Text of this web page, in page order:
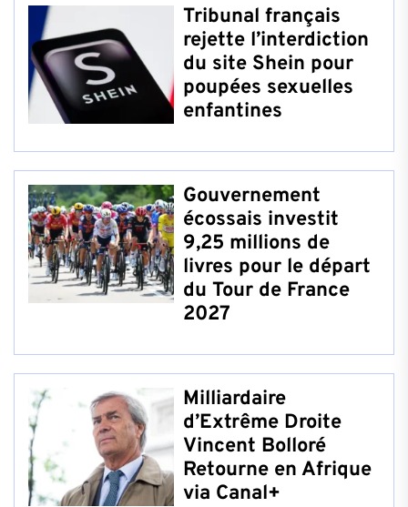
Tribunal français
rejette l’interdiction
du site Shein pour
poupées sexuelles
enfantines
Gouvernement
écossais investit
9,25 millions de
livres pour le départ
du Tour de France
2027
Milliardaire
d’Extrême Droite
Vincent Bolloré
Retourne en Afrique
via Canal+